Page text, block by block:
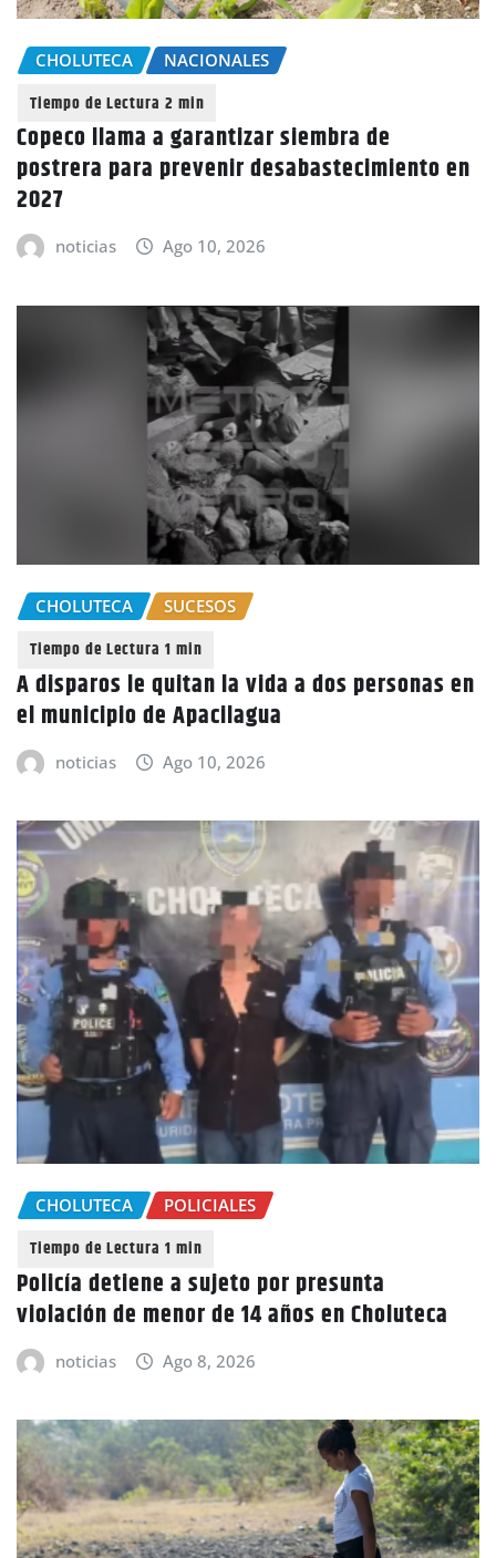
CHOLUTECA NACIONALES
Copeco llama a garantizar siembra de
postrera para prevenir desabastecimiento en
2027
noticias Ago 10, 2026
CHOLUTECA SUCESOS
A disparos le quitan la vida a dos personas en
el municipio de Apacilagua
noticias Ago 10, 2026
CHOLUTECA POLICIALES
Policía detiene a sujeto por presunta
violación de menor de 14 años en Choluteca
noticias Ago 8, 2026